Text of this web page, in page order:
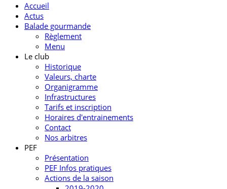
Accueil
Actus
Balade gourmande
Règlement
Menu
Le club
Historique
Valeurs, charte
Organigramme
Infrastructures
Tarifs et inscription
Horaires d'entrainements
Contact
Nos arbitres
PEF
Présentation
PEF Infos pratiques
Actions de la saison